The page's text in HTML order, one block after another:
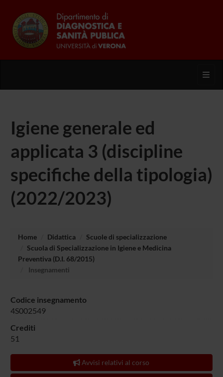
Igiene generale ed
applicata 3 (discipline
specifiche della tipologia)
(2022/2023)
Home Didattica
Scuole di specializzazione
Scuola di Specializzazione in Igiene e Medicina
Preventiva (D.I. 68/2015)
Insegnamenti
Codice insegnamento
4S002549
Crediti
51
Avvisi relativi al corso